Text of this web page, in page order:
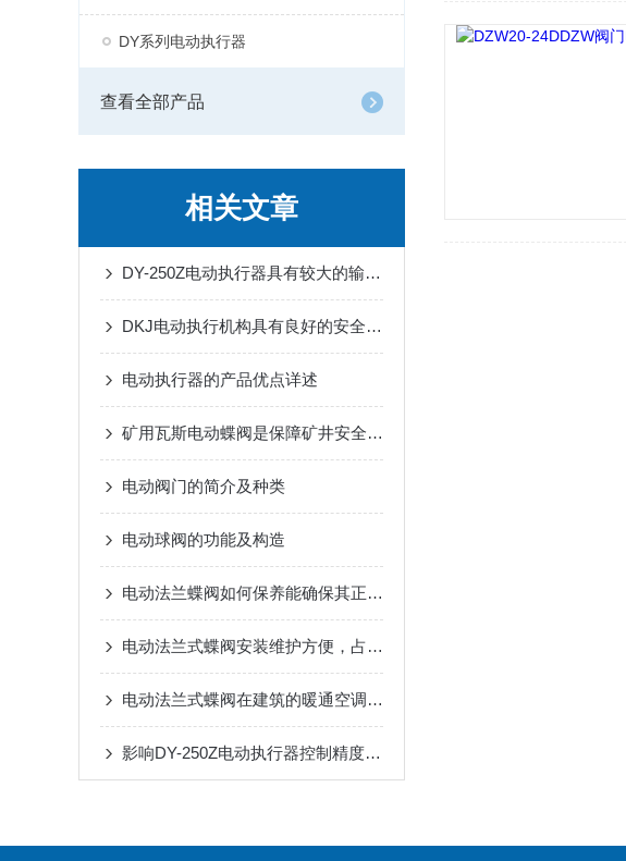
DY系列电动执行器
查看全部产品
相关文章
DY-250Z电动执行器具有较大的输出力矩和承载能力
DKJ电动执行机构具有良好的安全性能
电动执行器的产品优点详述
矿用瓦斯电动蝶阀是保障矿井安全生产的重要设备
电动阀门的简介及种类
电动球阀的功能及构造
电动法兰蝶阀如何保养能确保其正常运行和使用寿命的延长
电动法兰式蝶阀安装维护方便，占用空间小
电动法兰式蝶阀在建筑的暖通空调系统中的作用
影响DY-250Z电动执行器控制精度的因素有以下几个方面